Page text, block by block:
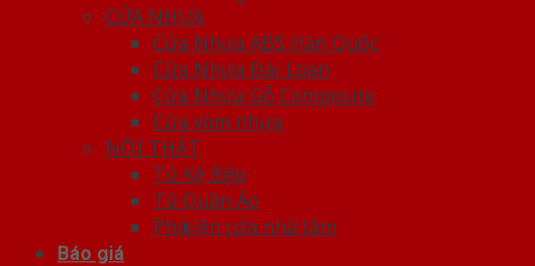
CỬA NHỰA
Cửa Nhựa ABS Hàn Quốc
Cửa Nhựa Đài Loan
Cửa Nhựa Gỗ Composite
Cửa vòm nhựa
NỘI THẤT
Tủ Kệ Bếp
Tủ Quần Áo
Phụ kiện cửa nhà tắm
Báo giá